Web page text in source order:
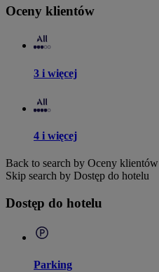
Oceny klientów
3 i więcej
4 i więcej
Back to search by Oceny klientów
Skip search by Dostęp do hotelu
Dostęp do hotelu
Parking